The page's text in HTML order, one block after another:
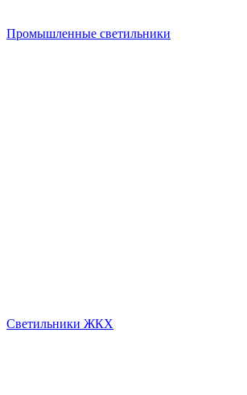
Промышленные светильники
Светильники ЖКХ